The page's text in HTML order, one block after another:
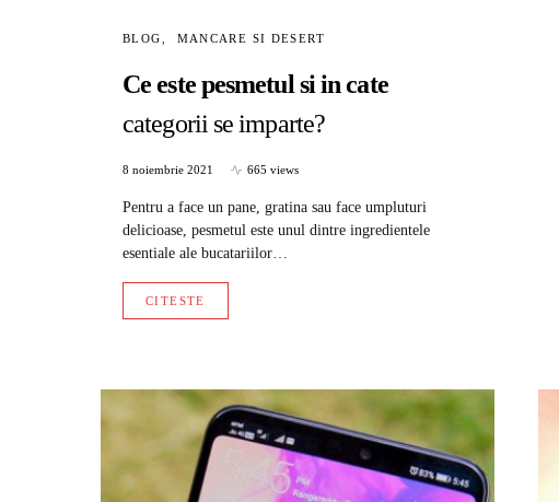
BLOG MANCARE SI DESERT
Ce este pesmetul si in cate
categorii se imparte?
8 noiembrie 2021 665 views
Pentru a face un pane, gratina sau face umpluturi
delicioase, pesmetul este unul dintre ingredientele
esentiale ale bucatariilor…
CITESTE